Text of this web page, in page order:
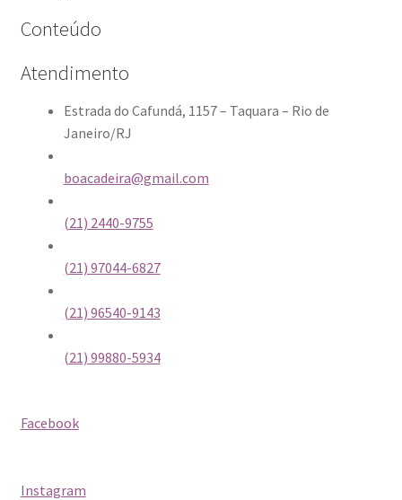
Conteúdo
Atendimento
Estrada do Cafundá, 1157 – Taquara – Rio de
Janeiro/RJ
boacadeira@gmail.com
(21) 2440-9755
(21) 97044-6827
(21) 96540-9143
(21) 99880-5934
Facebook
Instagram